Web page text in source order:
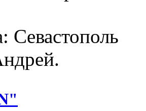
Севастополь